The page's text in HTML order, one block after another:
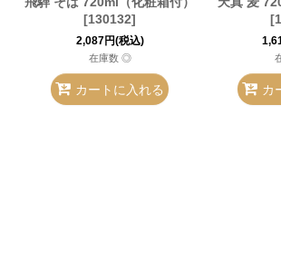
[130132]
2,087円(税込)
在庫数 ◎
カートに入れる
[
カ